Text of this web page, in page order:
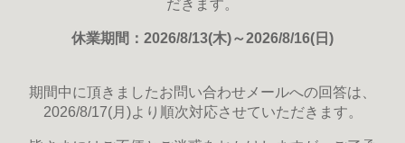
だきます。
休業期間：2026/8/13(木)～2026/8/16(日)
期間中に頂きましたお問い合わせメールへの回答は、
2026/8/17(月)より順次対応させていただきます。